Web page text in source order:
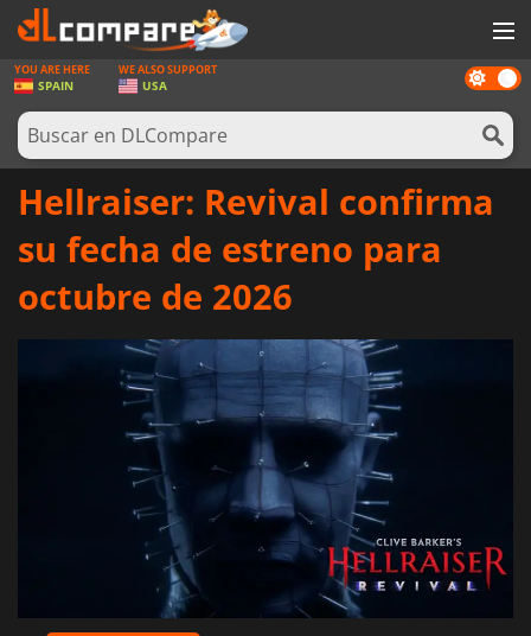
JUEGOS
TARJETAS PREPAGO
SOFTWARE
INICIAR SESIÓN O REGISTRARSE
Dark
mode
YOU ARE HERE
SPAIN
WE ALSO SUPPORT
USA
Hellraiser: Revival confirma
su fecha de estreno para
octubre de 2026